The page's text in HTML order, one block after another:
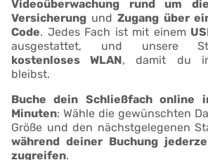
Videoüberwachung rund um
Versicherung undZugang über
Code. Jedes Fach ist mit einem
ausgestattet, und unsere
kostenloses WLAN, damit du
bleibst.
Buche dein Schließfach online
Minuten: Wähle die gewünschten
Größe und den nächstgelegenen
während deiner Buchung
zugreifen.